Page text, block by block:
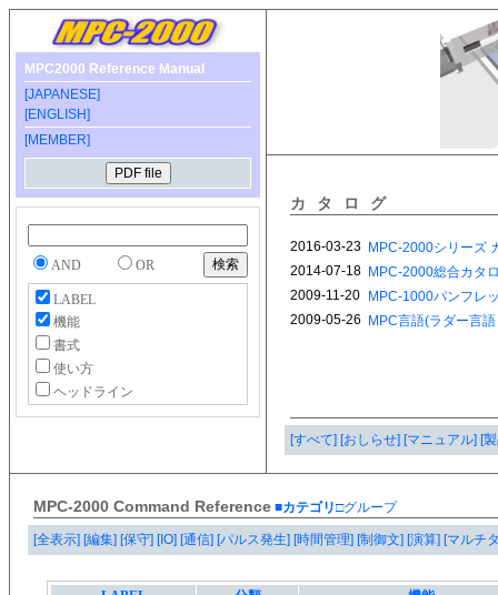
MPC2000 Reference Manual
[JAPANESE]
[ENGLISH]
[MEMBER]
AND OR
LABEL
機能
書式
使い方
ヘッドライン
カタログ
[すべて] [おしらせ] [マニュアル] [
MPC-2000 Command Reference ■カテゴリ□グループ
[全表示] [編集] [保守] [IO] [通信] [パルス発生] [時間管理] [制御文] [演算] [マルチ